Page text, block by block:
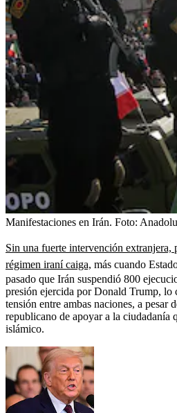
Manifestaciones en Irán. Foto:
Sin una fuerte intervención extranjera,
régimen iraní caiga, más cuando
pasado que Irán suspendió 800
presión ejercida por Donald Trump, lo
tensión entre ambas naciones, a pesar
republicano de apoyar a la ciudadanía
islámico.